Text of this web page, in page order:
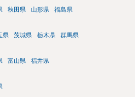
秋田県 山形県 福島県
県 茨城県 栃木県 群馬県
富山県 福井県